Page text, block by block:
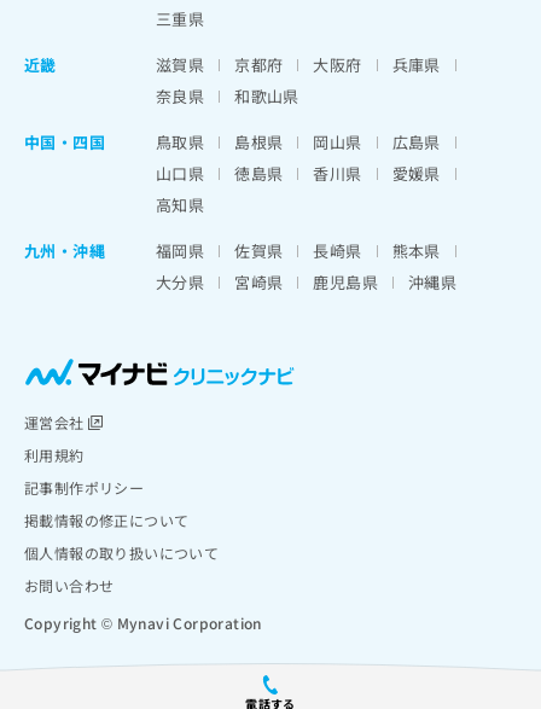
電話する
三重県
近畿
滋賀県 京都府 大阪府
兵庫県
奈良県
和歌山県
中国・四国
鳥取県 島根県 岡山県
広島県
山口県
徳島県 香川県
愛媛県
高知県
九州・沖縄
福岡県 佐賀県 長崎県
熊本県
大分県
宮崎県 鹿児島県 沖縄県
運営会社
利用規約
記事制作ポリシー
掲載情報の修正について
個人情報の取り扱いについて
お問い合わせ
Copyright © Mynavi Corporation